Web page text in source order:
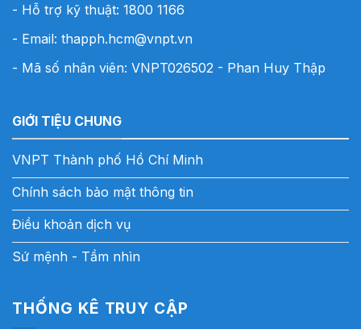
- Hỗ trợ kỹ thuật: 1800 1166
- Email: thapph.hcm@vnpt.vn
- Mã số nhân viên: VNPT026502 - Phan Huy Thập
GIỚI TIỆU CHUNG
VNPT Thành phố Hồ Chí Minh
Chính sách bảo mật thông tin
Điều khoản dịch vụ
Sứ mệnh - Tầm nhìn
THỐNG KÊ TRUY CẬP